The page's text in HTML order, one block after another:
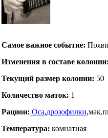
Самое важное событие:
Изменения в составе
Текущий размер кoлонии: 50
Количество маток: 1
Рацион: Оса,дрозофилки
Температура: комнатная